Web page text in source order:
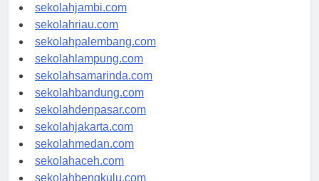
sekolahindonesia.id
sekolahjambi.com
sekolahriau.com
sekolahpalembang.com
sekolahlampung.com
sekolahsamarinda.com
sekolahbandung.com
sekolahdenpasar.com
sekolahjakarta.com
sekolahmedan.com
sekolahaceh.com